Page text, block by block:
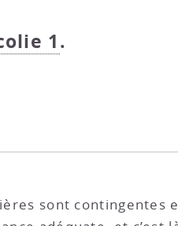
1.
sont contingentes